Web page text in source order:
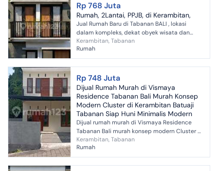
Rp 768 Juta
Rumah, 2Lantai, PPJB, di Kerambitan,
Jual Rumah Baru di Tabanan BALI , lokasi
dalam kompleks, dekat obyek wisata dan
investasi bagus di masa depan.
Kerambitan, Tabanan
Rumah
Rp 748 Juta
Dijual Rumah Murah di Vismaya
Residence Tabanan Bali Murah Konsep
Modern Cluster di Kerambitan Batuaji
Tabanan Siap Huni Minimalis Modern
Dijual rumah murah di Vismaya Residence
Tabanan Bali murah konsep modern Cluster di
Kerambitan Batuaji Tabanan siap huni
minimalis modern dengan sp...
Kerambitan, Tabanan
Rumah